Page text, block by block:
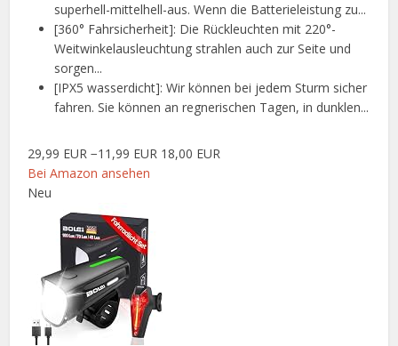
superhell-mittelhell-aus. Wenn die Batterieleistung zu...
[360° Fahrsicherheit]: Die Rückleuchten mit 220°-
Weitwinkelausleuchtung strahlen auch zur Seite und
sorgen...
[IPX5 wasserdicht]: Wir können bei jedem Sturm sicher
fahren. Sie können an regnerischen Tagen, in dunklen...
29,99 EUR −11,99 EUR 18,00 EUR
Bei Amazon ansehen
Neu